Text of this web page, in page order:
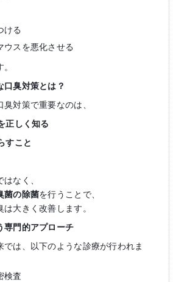
ける
ウスを悪化させる
口臭対策とは？
対策で重要なのは、
正しく知る
すこと
なく、
菌の除菌を行うことで、
大きく改善します。
専門的アプローチ
では、以下のような診療が行われま
検査